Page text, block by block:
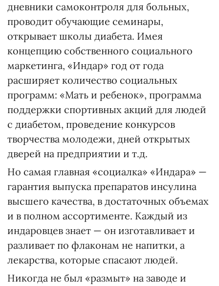
дневники самоконтроля для больных,
проводит обучающие семинары,
открывает школы диабета. Имея
концепцию собственного социального
маркетинга, «Индар» год от года
расширяет количество социальных
программ: «Мать и ребенок», программа
поддержки спортивных акций для людей
с диабетом, проведение конкурсов
творчества молодежи, дней открытых
дверей на предприятии и т.д.
Но самая главная «социалка» «Индара» —
гарантия выпуска препаратов инсулина
высшего качества, в достаточных объемах
и в полном ассортименте. Каждый из
индаровцев знает — он изготавливает и
разливает по флаконам не напитки, а
лекарства, которые спасают людей.
Никогда не был «размыт» на заводе и